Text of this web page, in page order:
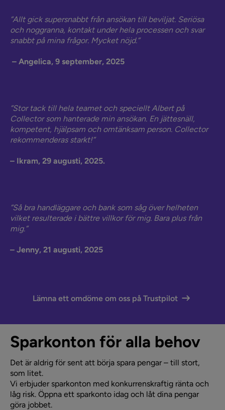
”Allt gick supersnabbt från ansökan till beviljat. Seriösa
och noggranna, kontakt under hela processen och svar
snabbt på mina frågor. Mycket nöjd.”
– Angelica, 9 september, 2025
”Stor tack till hela teamet och speciellt Albert på
Collector som hanterade min ansökan. En jättesnäll,
kompetent, hjälpsam och omtänksam person. Collector
rekommenderas starkt!”
– Ikram, 29 augusti, 2025.
”Så bra handläggare och bank som såg över helheten
vilket resulterade i bättre villkor för mig. Bara plus från
mig.”
– Jenny, 21 augusti, 2025
Lämna ett omdöme om oss på Trustpilot
Sparkonton för alla behov
Det är aldrig för sent att börja spara pengar – till stort,
som litet.
Vi erbjuder sparkonton med konkurrenskraftig ränta och
låg risk. Öppna ett sparkonto idag och låt dina pengar
göra jobbet.